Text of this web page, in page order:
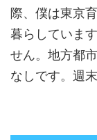
際、僕は東京
暮らしていま
せん。地方都
なしです。週